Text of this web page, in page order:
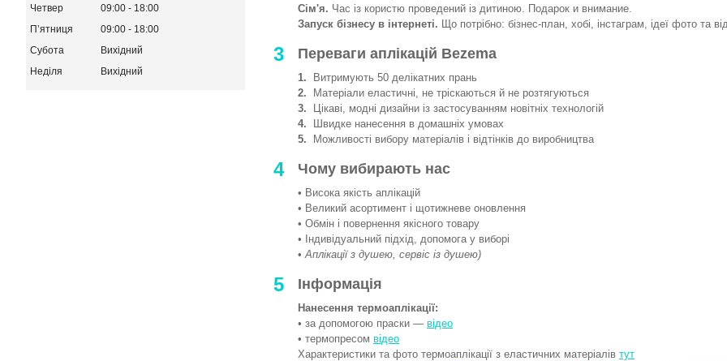
Сім'я. Час із користю проведений із дитиною. Подарок и внимание.
Запуск бізнесу в інтернеті. Що потрібно: бізнес-план, хобі, інстаграм, ідеї фото та
3 Переваги аплікацій Bezema
1. Витримують 50 делікатних прань
2. Матеріали еластичні, не тріскаються й не розтягуються
3. Цікаві, модні дизайни із застосуванням новітніх технологій
4. Швидке нанесення в домашніх умовах
5. Можливості вибору матеріалів і відтінків до виробництва
4 Чому вибирають нас
• Висока якість аплікацій
• Великий асортимент і щотижневе оновлення
• Обмін і повернення якісного товару
• Індивідуальний підхід, допомога у виборі
•Аплікації з душею, сервіс із душею)
5 Інформація
Нанесення термоаплікації:
• за допомогою праски — відео
• термопресом відео
Характеристики та фото термоаплікації з еластичних матеріалів тут
Четвер
09:00
18:00
Пʼятниця
09:00
18:00
Субота
Вихідний
Неділя
Вихідний